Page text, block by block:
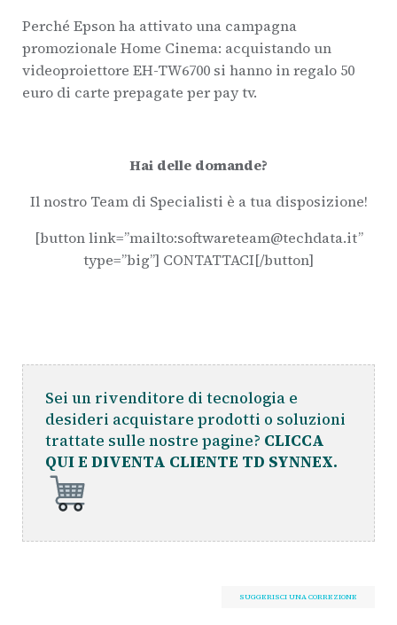
Perché Epson ha attivato una campagna
promozionale Home Cinema: acquistando un
videoproiettore EH-TW6700 si hanno in regalo 50
euro di carte prepagate per pay tv.
Hai delle domande?
Il nostro Team di Specialisti è a tua disposizione!
[button link=”mailto:softwareteam@techdata.it”
type=”big”] CONTATTACI[/button]
Sei un rivenditore di tecnologia e
desideri acquistare prodotti o soluzioni
trattate sulle nostre pagine? CLICCA
QUI E DIVENTA CLIENTE TD SYNNEX.
SUGGERISCI UNA CORREZIONE